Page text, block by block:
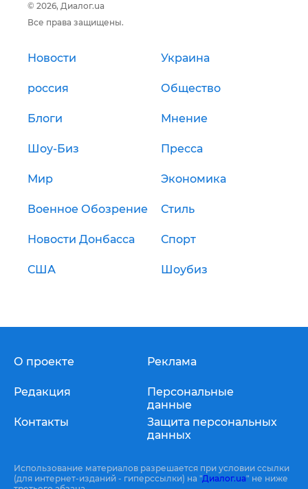
© 2026, Диалог.ua
Все права защищены.
Новости Украина
россия Общество
Блоги Мнение
Шоу-Биз Пресса
Мир Экономика
Военное Обозрение Стиль
Новости Донбасса Спорт
США Шоубиз
О проекте
Редакция
Контакты
Реклама
Персональные
данные
Защита персональных
данных
Использование материалов разрешается при условии ссылки
(для интернет-изданий - гиперссылки) на "Диалог.ua" не ниже